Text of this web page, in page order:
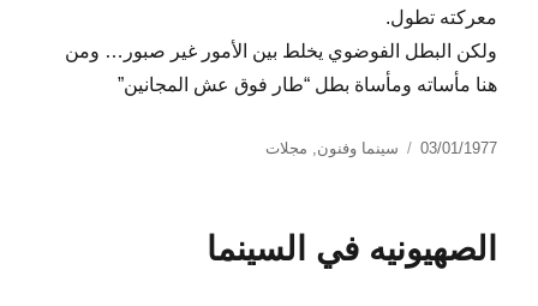
معركته تطول.
ولكن البطل الفوضوي يخلط بين الأمور غير صبور… ومن
هنا مأساته ومأساة بطل “طار فوق عش المجانين”
نُشرت
03/01/1977 التصنيفات
سينما وفنون, مجلات
الصهيونيه في السينما